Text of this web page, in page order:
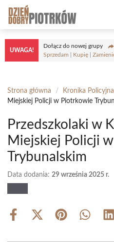
treści
UWAGA!
Dołącz do nowej grupy
Sprzedam | Kupię |
Strona główna / Kronika Policyjna
Miejskiej Policji w Piotrkowie
Przedszkolaki w
Miejskiej Policji
Trybunalskim
Data dodania: 29 września 2025 r.
Share
Share
(Twitter)
Share Share